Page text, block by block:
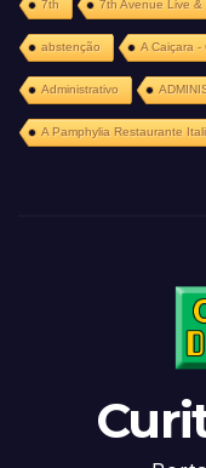
7th 7th Avenue Live &
abstenção A Caiçara
Administrativo
A Pamphylia Restaurante